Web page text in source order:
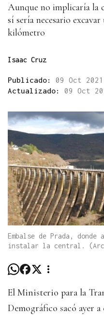
Aunque no implicaría la
sí sería necesario
kilómetro
Isaac Cruz
Publicado: 09 Oct
Actualizado: 09 Oct
Embalse de Prada, donde
instalar la central.
El Ministerio para la
Demográfico sacó ayer